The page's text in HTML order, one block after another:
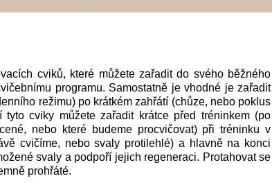
cviků, které můžete zařadit do svého běžného
programu. Samostatně je vhodné je zařadit
režimu) po krátkém zahřátí (chůze, nebo poklus
cviky můžete zařadit krátce před tréninkem (po
nebo které budeme procvičovat) při tréninku v
cvičíme, nebo svaly protilehlé) a hlavně na konci
svaly a podpoří jejich regeneraci. Protahovat se
prohřáté.